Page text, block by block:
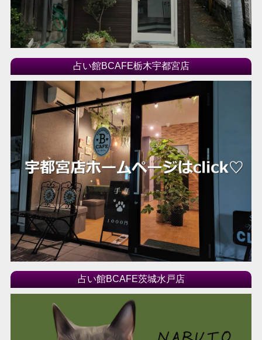
占い館BCAFE栃木宇都宮店
占い館BCAFE茨城水戸店